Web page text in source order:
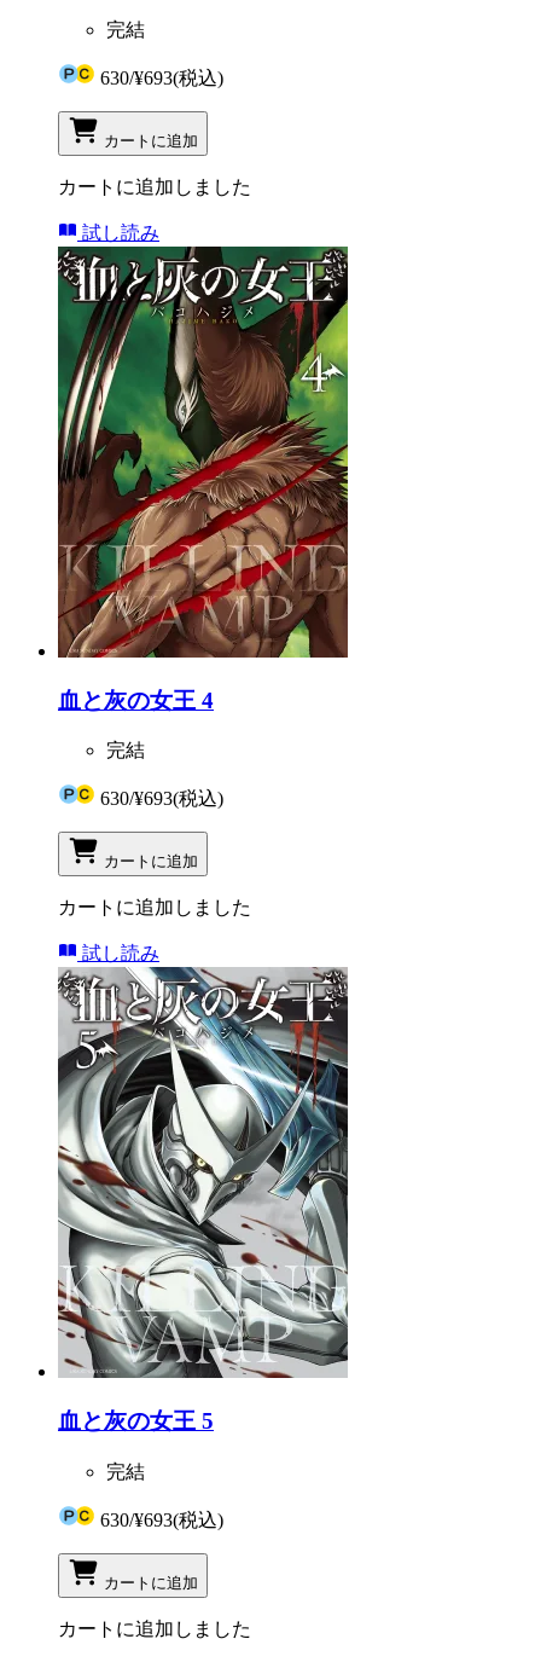
完結
630/¥693(税込)
カートに追加
カートに追加しました
試し読み
血と灰の女王 4
完結
630/¥693(税込)
カートに追加
カートに追加しました
試し読み
血と灰の女王 5
完結
630/¥693(税込)
カートに追加
カートに追加しました